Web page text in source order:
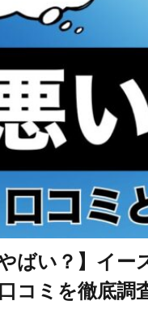
やばい？】イ
コミを徹底調